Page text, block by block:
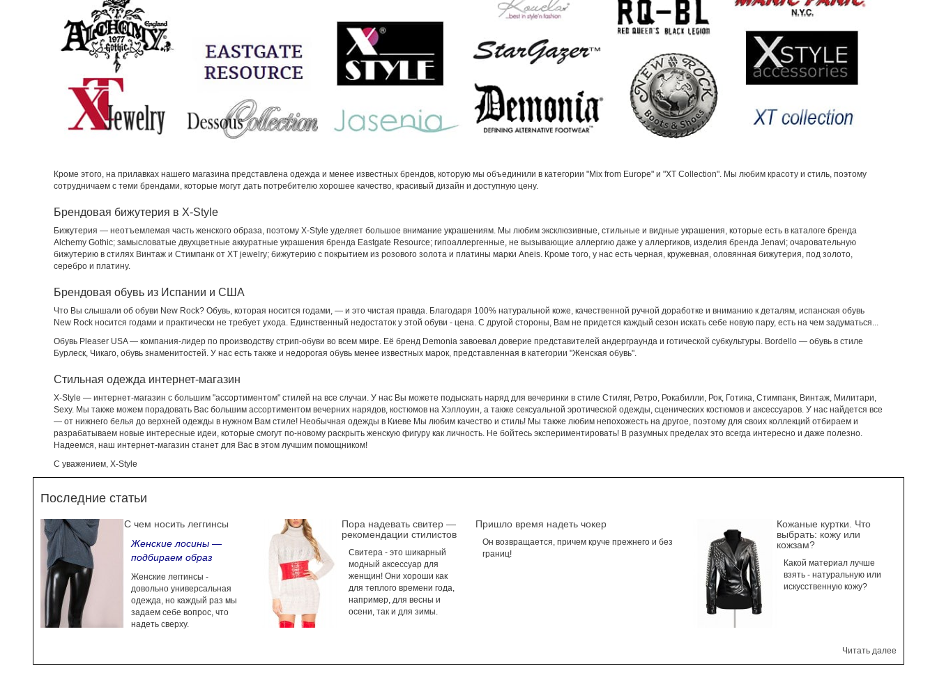
Кроме этого, на прилавках нашего магазина представлена одежда и менее известных брендов, которую мы объединили в категории "Mix from Europe" и "XT Collection". Мы любим красоту и стиль, поэтому
сотрудничаем с теми брендами, которые могут дать потребителю хорошее качество, красивый дизайн и доступную цену.
Брендовая бижутерия в X-Style
Бижутерия — неотъемлемая часть женского образа, поэтому X-Style уделяет большое внимание украшениям. Мы любим эксклюзивные, стильные и видные украшения, которые есть в каталоге бренда
Alchemy Gothic; замысловатые двухцветные аккуратные украшения бренда Eastgate Resource; гипоаллергенные, не вызывающие аллергию даже у аллергиков, изделия бренда Jenavi; очаровательную
бижутерию в стилях Винтаж и Стимпанк от XT jewelry; бижутерию с покрытием из розового золота и платины марки Aneis. Кроме того, у нас есть черная, кружевная, оловянная бижутерия, под золото,
серебро и платину.
Брендовая обувь из Испании и США
Что Вы слышали об обуви New Rock? Обувь, которая носится годами, — и это чистая правда. Благодаря 100% натуральной коже, качественной ручной доработке и вниманию к деталям, испанская обувь
New Rock носится годами и практически не требует ухода. Единственный недостаток у этой обуви - цена. С другой стороны, Вам не придется каждый сезон искать себе новую пару, есть на чем задуматься...
Обувь Pleaser USA — компания-лидер по производству стрип-обуви во всем мире. Её бренд Demonia завоевал доверие представителей андерграунда и готической субкультуры. Bordello — обувь в стиле
Бурлеск, Чикаго, обувь знаменитостей. У нас есть также и недорогая обувь менее известных марок, представленная в категории "Женская обувь".
Стильная одежда интернет-магазин
X-Style — интернет-магазин с большим "ассортиментом" стилей на все случаи. У нас Вы можете подыскать наряд для вечеринки в стиле Стиляг, Ретро, Рокабилли, Рок, Готика, Стимпанк, Винтаж, Милитари,
Sexy. Мы также можем порадовать Вас большим ассортиментом вечерних нарядов, костюмов на Хэллоуин, а также сексуальной эротической одежды, сценических костюмов и аксессуаров. У нас найдется все
— от нижнего белья до верхней одежды в нужном Вам стиле! Необычная одежды в Киеве Мы любим качество и стиль! Мы также любим непохожесть на другое, поэтому для своих коллекций отбираем и
разрабатываем новые интересные идеи, которые смогут по-новому раскрыть женскую фигуру как личность. Не бойтесь экспериментировать! В разумных пределах это всегда интересно и даже полезно.
Надеемся, наш интернет-магазин станет для Вас в этом лучшим помощником!
С уважением, X-Style
Последние статьи
С чем носить леггинсы
Женские лосины —
подбираем образ
Женские леггинсы -
довольно универсальная
одежда, но каждый раз мы
задаем себе вопрос, что
надеть сверху.
Пора надевать свитер —
рекомендации стилистов
Свитера - это шикарный
модный аксессуар для
женщин! Они хороши как
для теплого времени года,
например, для весны и
осени, так и для зимы.
Пришло время надеть чокер
Он возвращается, причем круче прежнего и без
границ!
Кожаные куртки. Что
выбрать: кожу или
кожзам?
Какой материал лучше
взять - натуральную или
искусственную кожу?
Читать далее